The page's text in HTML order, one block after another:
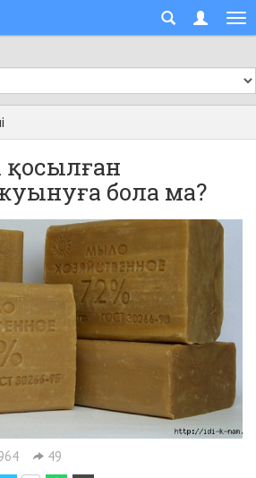
қосылған
бола ма?
49